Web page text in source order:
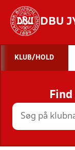
DBU
KLUB/HOLD